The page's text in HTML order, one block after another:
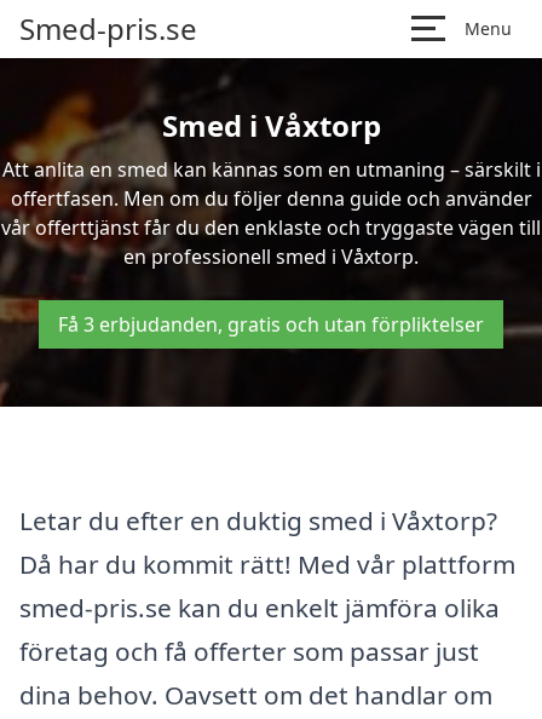
Smed-pris.se Menu
Smed i Våxtorp
Att anlita en smed kan kännas som en utmaning – särskilt i
offertfasen. Men om du följer denna guide och använder
vår offerttjänst får du den enklaste och tryggaste vägen till
en professionell smed i Våxtorp.
Få 3 erbjudanden, gratis och utan förpliktelser
Letar du efter en duktig smed i Våxtorp?
Då har du kommit rätt! Med vår plattform
smed-pris.se kan du enkelt jämföra olika
företag och få offerter som passar just
dina behov. Oavsett om det handlar om